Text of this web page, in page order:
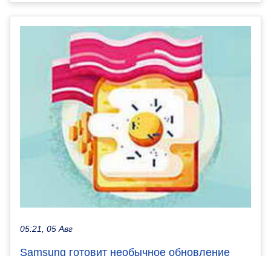
05:21, 05 Авг
Samsung готовит необычное обновление